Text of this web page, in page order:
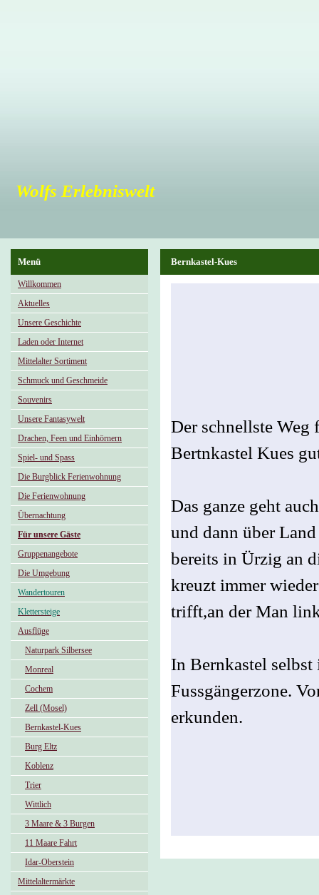
Wolfs Erlebniswelt
Menü
Willkommen
Aktuelles
Unsere Geschichte
Laden oder Internet
Mittelalter Sortiment
Schmuck und Geschmeide
Souvenirs
Unsere Fantasywelt
Drachen, Feen und Einhörnern
Spiel- und Spass
Die Burgblick Ferienwohnung
Die Ferienwohnung
Übernachtung
Für unsere Gäste
Gruppenangebote
Die Umgebung
Wandertouren
Klettersteige
Ausflüge
Naturpark Silbersee
Monreal
Cochem
Zell (Mosel)
Bernkastel-Kues
Burg Eltz
Koblenz
Trier
Wittlich
3 Maare & 3 Burgen
11 Maare Fahrt
Idar-Oberstein
Mittelaltermärkte
Bernkastel-Kues
Der schnellste
Bertnkastel Kues
Das ganze geht
und dann über
bereits in Ürzig an
kreuzt immer
trifft,an der Man
In Bernkastel
Fussgängerzone.
erkunden.